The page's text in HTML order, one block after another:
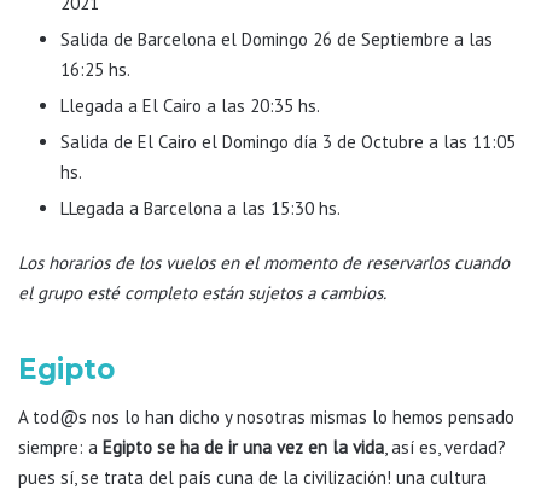
Salida de Barcelona el Domingo 26 de Septiembre a las
16:25 hs.
Llegada a El Cairo a las 20:35 hs.
Salida de El Cairo el Domingo día 3 de Octubre a las 11:05
hs.
LLegada a Barcelona a las 15:30 hs.
Los horarios de los vuelos en el momento de reservarlos cuando
el grupo esté completo están sujetos a cambios.
Egipto
A tod@s nos lo han dicho y nosotras mismas lo hemos pensado
siempre: a Egipto se ha de ir una vez en la vida, así es, verdad?
pues sí, se trata del país cuna de la civilización! una cultura